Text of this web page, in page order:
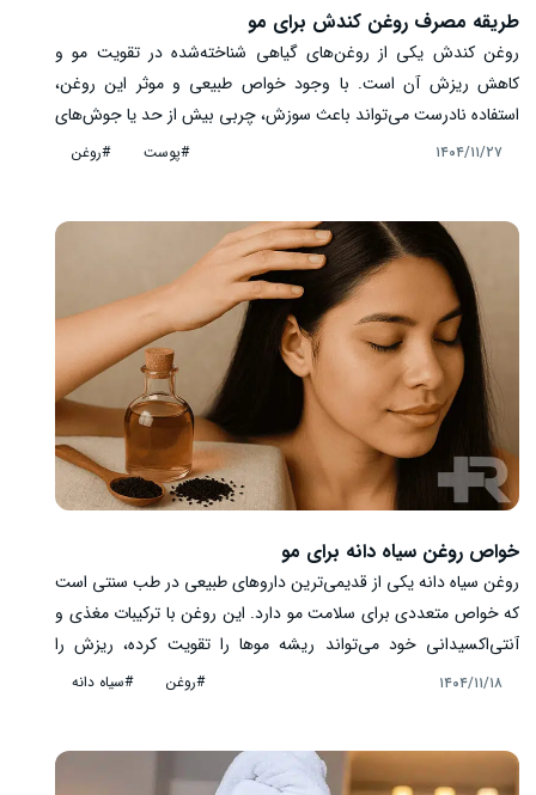
طریقه مصرف روغن کندش برای مو
روغن کندش یکی از روغن‌های گیاهی شناخته‌شده در تقویت مو و
کاهش ریزش آن است. با وجود خواص طبیعی و موثر این روغن،
استفاده نادرست می‌تواند باعث سوزش، چربی بیش از حد یا جوش‌های
ریز شود. رعایت نکات مهم پیش از مصرف، از جمله تست حساسیت،
استفاده از روغن کندش می‌پردازد.
۱۴۰۴/۱۱/۲۷ #پوست #روغن
خواص روغن سیاه دانه برای مو
روغن سیاه دانه یکی از قدیمی‌ترین داروهای طبیعی در طب سنتی است
که خواص متعددی برای سلامت مو دارد. این روغن با ترکیبات مغذی و
آنتی‌اکسیدانی خود می‌تواند ریشه موها را تقویت کرده، ریزش را
کاهش دهد و رشد طبیعی مو را تحریک کند. همچنین استفاده منظم از
مو، روش‌های مصرف، نکات مهم و عوارض احتمالی آن پرداخته‌ایم.
۱۴۰۴/۱۱/۱۸ #روغن #سیاه دانه